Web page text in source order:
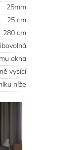
25mm
25 cm
280 cm
okna
vysící
níže